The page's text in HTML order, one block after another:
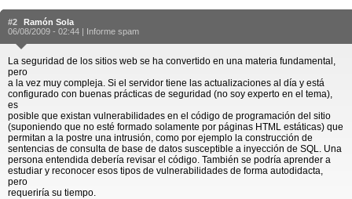
#2
Ramón Sola
06/08/2009 - 02:44 | Informe spam
La seguridad de los sitios web se ha convertido en una materia fundamental,
pero
a la vez muy compleja. Si el servidor tiene las actualizaciones al día y está
configurado con buenas prácticas de seguridad (no soy experto en el tema),
es
posible que existan vulnerabilidades en el código de programación del sitio
(suponiendo que no esté formado solamente por páginas HTML estáticas) que
permitan a la postre una intrusión, como por ejemplo la construcción de
sentencias de consulta de base de datos susceptible a inyección de SQL. Una
persona entendida debería revisar el código. También se podría aprender a
estudiar y reconocer esos tipos de vulnerabilidades de forma autodidacta,
pero
requeriría su tiempo.